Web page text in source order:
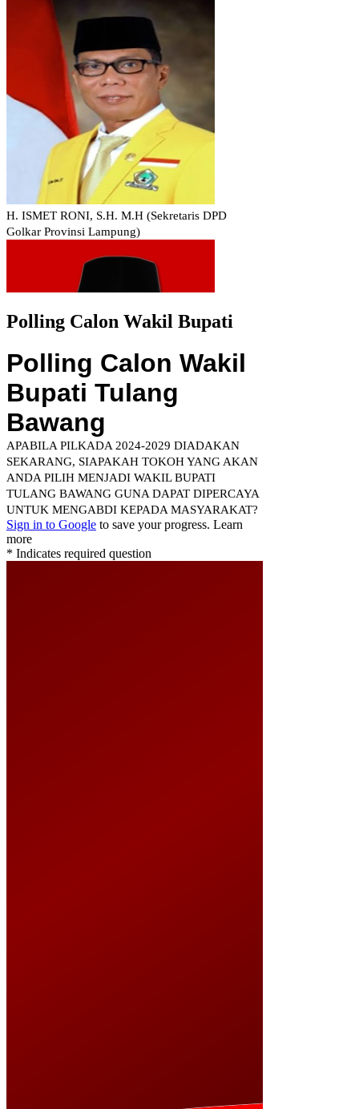
Polling Calon Wakil Bupati